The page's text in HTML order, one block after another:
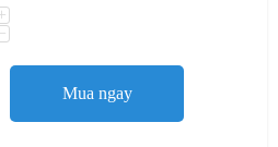
Mua ngay